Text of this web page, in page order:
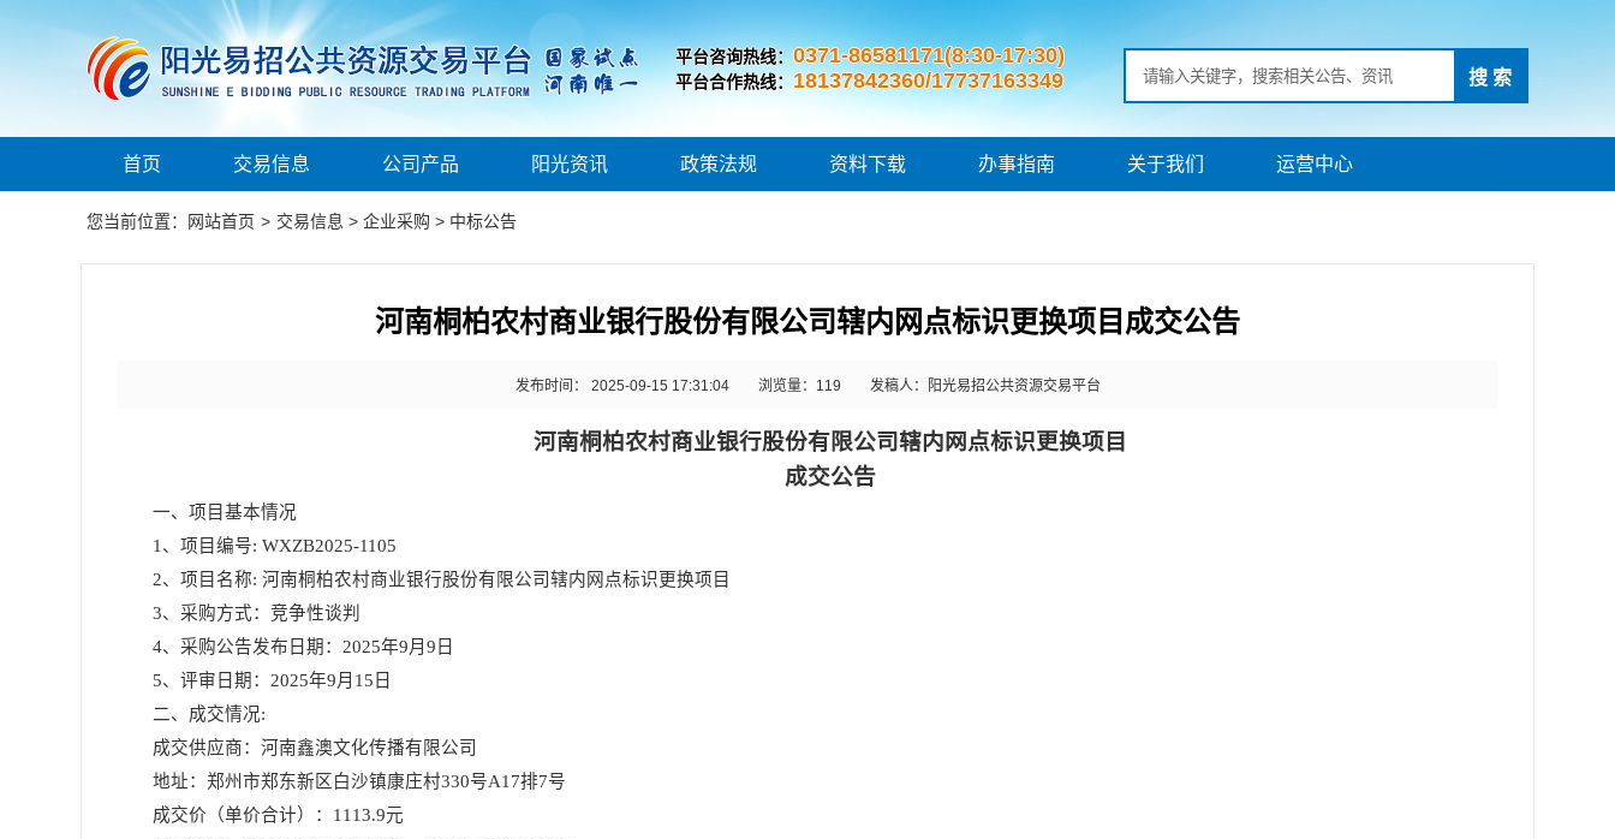
平台咨询热线：0371-86581171(8:30-17:30)
平台合作热线： 18137842360/17737163349 搜 索
首页 交易信息 公司产品 阳光资讯 政策法规 资料下载 办事指南 关于我们 运营中心
您当前位置： 网站首页 > 交易信息 > 企业采购 > 中标公告
河南桐柏农村商业银行股份有限公司辖内网点标识更换项目成交公告
发布时间： 2025-09-15 17:31:04 浏览量： 119 发稿人：阳光易招公共资源交易平台
河南桐柏农村商业银行股份有限公司辖内网点标识更换项目
成交公告
一、项目基本情况
1、项目编号: WXZB2025-1105
2、项目名称:河南桐柏农村商业银行股份有限公司辖内网点标识更换项目
3、采购方式：竞争性谈判
4、采购公告发布日期： 2025年9月9 日
5、评审日期：2025年9月 15 日
二、 成交情况:
成交供应商：河南鑫澳文化传播有限公司
地址：郑州市郑东新区白沙镇康庄村330号A17排7号
成交价（单价合计）： 1113.9元